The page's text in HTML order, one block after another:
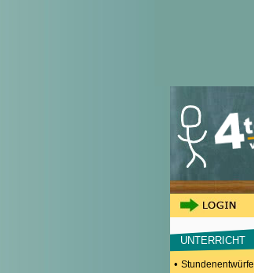
UNTERRICHT
• Stundenentwürfe